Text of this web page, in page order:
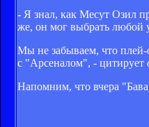
- Я знал, как Месут Озил
же, он мог выбрать любой
Мы не забываем, что плей-
с "Арсеналом", - цитирует
Напомним, что вчера